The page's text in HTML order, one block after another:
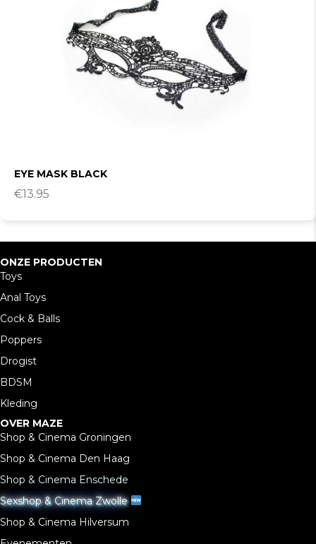
EYE MASK BLACK
€13.95
ONZE PRODUCTEN
Toys
Anal Toys
Cock & Balls
Poppers
Drogist
BDSM
Kleding
OVER MAZE
Shop & Cinema Groningen
Shop & Cinema Den Haag
Shop & Cinema Enschede
Sexshop & Cinema Zwolle
Shop & Cinema Hilversum